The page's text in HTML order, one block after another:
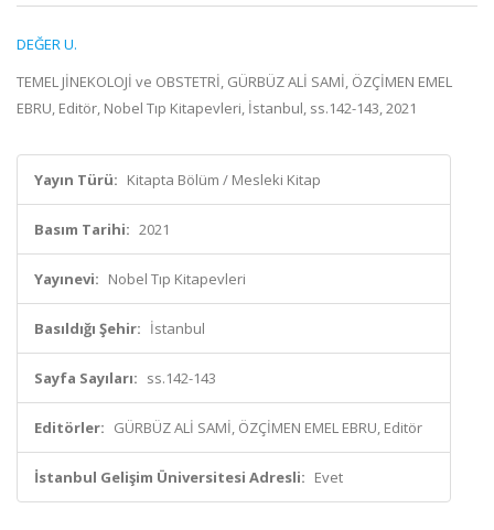
DEĞER U.
TEMEL JİNEKOLOJİ ve OBSTETRİ, GÜRBÜZ ALİ SAMİ, ÖZÇİMEN EMEL
EBRU, Editör, Nobel Tıp Kitapevleri, İstanbul, ss.142-143, 2021
Yayın Türü: Kitapta Bölüm / Mesleki Kitap
Basım Tarihi: 2021
Yayınevi: Nobel Tıp Kitapevleri
Basıldığı Şehir: İstanbul
Sayfa Sayıları: ss.142-143
Editörler: GÜRBÜZ ALİ SAMİ, ÖZÇİMEN EMEL EBRU, Editör
İstanbul Gelişim Üniversitesi Adresli: Evet